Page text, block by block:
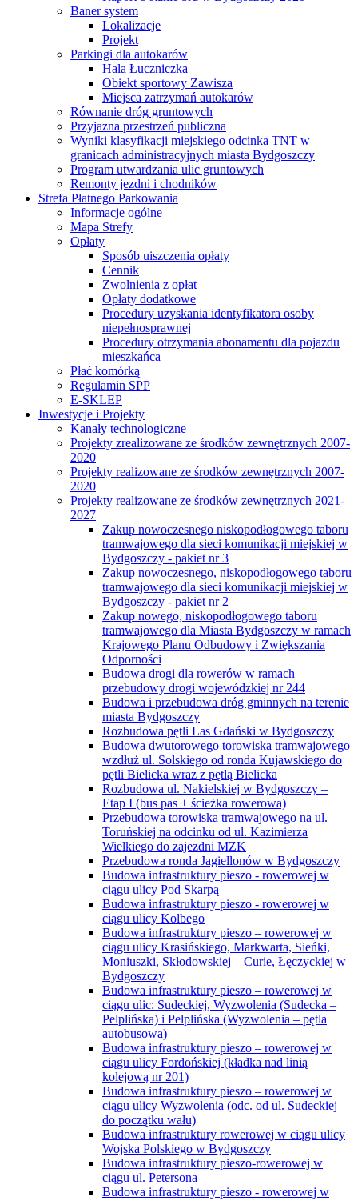
Baner system
Lokalizacje
Projekt
Parkingi dla autokarów
Hala Łuczniczka
Obiekt sportowy Zawisza
Miejsca zatrzymań autokarów
Równanie dróg gruntowych
Przyjazna przestrzeń publiczna
Wyniki klasyfikacji miejskiego odcinka TNT w
granicach administracyjnych miasta Bydgoszczy
Program utwardzania ulic gruntowych
Remonty jezdni i chodników
Strefa Płatnego Parkowania
Informacje ogólne
Mapa Strefy
Opłaty
Sposób uiszczenia opłaty
Cennik
Zwolnienia z opłat
Opłaty dodatkowe
Procedury uzyskania identyfikatora osoby
niepełnosprawnej
Procedury otrzymania abonamentu dla pojazdu
mieszkańca
Płać komórką
Regulamin SPP
E-SKLEP
Inwestycje i Projekty
Kanały technologiczne
Projekty zrealizowane ze środków zewnętrznych 2007-
2020
Projekty realizowane ze środków zewnętrznych 2007-
2020
Projekty realizowane ze środków zewnętrznych 2021-
2027
Zakup nowoczesnego niskopodłogowego taboru
tramwajowego dla sieci komunikacji miejskiej w
Bydgoszczy - pakiet nr 3
Zakup nowoczesnego, niskopodłogowego taboru
tramwajowego dla sieci komunikacji miejskiej w
Bydgoszczy - pakiet nr 2
Zakup nowego, niskopodłogowego taboru
tramwajowego dla Miasta Bydgoszczy w ramach
Krajowego Planu Odbudowy i Zwiększania
Odporności
Budowa drogi dla rowerów w ramach
przebudowy drogi wojewódzkiej nr 244
Budowa i przebudowa dróg gminnych na terenie
miasta Bydgoszczy
Rozbudowa pętli Las Gdański w Bydgoszczy
Budowa dwutorowego torowiska tramwajowego
wzdłuż ul. Solskiego od ronda Kujawskiego do
pętli Bielicka wraz z pętlą Bielicka
Rozbudowa ul. Nakielskiej w Bydgoszczy –
Etap I (bus pas + ścieżka rowerowa)
Przebudowa torowiska tramwajowego na ul.
Toruńskiej na odcinku od ul. Kazimierza
Wielkiego do zajezdni MZK
Przebudowa ronda Jagiellonów w Bydgoszczy
Budowa infrastruktury pieszo - rowerowej w
ciągu ulicy Pod Skarpą
Budowa infrastruktury pieszo - rowerowej w
ciągu ulicy Kolbego
Budowa infrastruktury pieszo – rowerowej w
ciągu ulicy Krasińskiego, Markwarta, Sieńki,
Moniuszki, Skłodowskiej – Curie, Łęczyckiej w
Bydgoszczy
Budowa infrastruktury pieszo – rowerowej w
ciągu ulic: Sudeckiej, Wyzwolenia (Sudecka –
Pelplińska) i Pelplińska (Wyzwolenia – pętla
autobusowa)
Budowa infrastruktury pieszo – rowerowej w
ciągu ulicy Fordońskiej (kładka nad linią
kolejową nr 201)
Budowa infrastruktury pieszo – rowerowej w
ciągu ulicy Wyzwolenia (odc. od ul. Sudeckiej
do początku wału)
Budowa infrastruktury rowerowej w ciągu ulicy
Wojska Polskiego w Bydgoszczy
Budowa infrastruktury pieszo-rowerowej w
ciągu ul. Petersona
Budowa infrastruktury pieszo - rowerowej w